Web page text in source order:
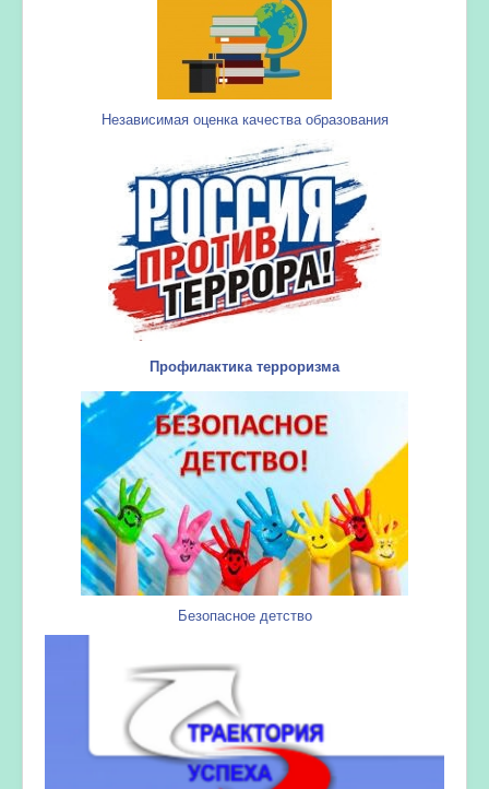
Независимая оценка качества образования
Профилактика терроризма
Безопасное детство